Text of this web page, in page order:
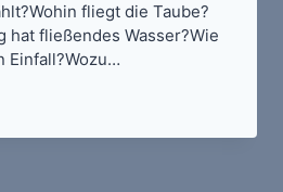
fliegt die Taube?
hat fließendes Wasser?Wie
Einfall?Wozu…